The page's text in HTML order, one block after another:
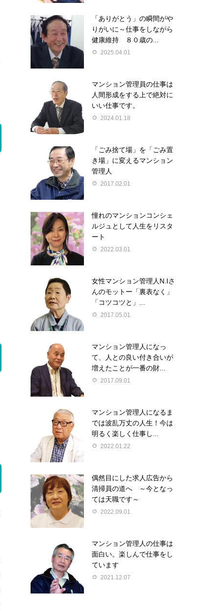
「ありがとう」の瞬間がや
りがいに～仕事をしながら
健康維持 ８０歳の...
2025.04.01
マンション管理員の仕事は
人間形成をする上で絶対に
いい仕事です。
2024.01.18
「ごみ捨て場」を「ごみ置
き場」に変えるマンション
管理人
2017.02.01
憧れのマンションコンシェ
ルジュとして人生をリスタ
ート
2022.03.01
女性マンション管理人N.Iさ
んのモットー「裏表なく」
「コツコツと」...
2017.05.01
マンション管理人になっ
て、人との良い付き合いが
増えたことが一番の財...
2017.09.01
マンション管理人になるま
では波乱万丈の人生！今は
明るく楽しく仕事し...
2022.01.22
偶然目にした求人広告から
清掃員の道へ ～今となっ
ては天職です～
2022.09.01
マンション管理人の仕事は
面白い。楽しんで仕事をし
ています
2021.12.07